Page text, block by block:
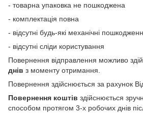
- товарна упаковка не пошкоджена
- комплектація повна
- відсутні будь-які механічні
- відсутні сліди користування
Повернення відправлення можливо
днів з моменту отримання.
Повернення здійснюється за рахунок
Повернення коштів здійснюється
способом протягом 3-х робочих днів